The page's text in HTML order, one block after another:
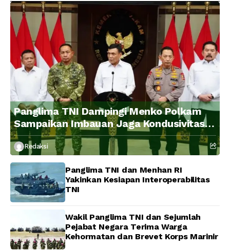
Panglima TNI Dampingi Menko Polkam
Sampaikan Imbauan Jaga Kondusivitas
Bangsa
Redaksi
Panglima TNI dan Menhan RI
Yakinkan Kesiapan Interoperabilitas
TNI
Wakil Panglima TNI dan Sejumlah
Pejabat Negara Terima Warga
Kehormatan dan Brevet Korps Marinir